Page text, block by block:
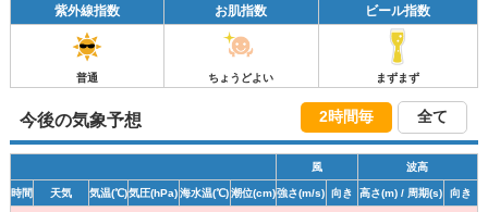
紫外線指数 お肌指数 ビール指数
普通 ちょうどよい まずまず
今後の気象予想 2時間毎 全て
風 波高
時間 天気 気温(℃)気圧(hPa) 海水温(℃)潮位(cm)強さ(m/s) 向き 高さ(m)/ 周期(s) 向き